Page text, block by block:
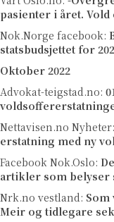
pasienter i året.
Nok.Norge facebook:
statsbudsjettet for
Oktober 2022
Advokat-teigstad.no:
Nettavisen.no Nyheter:
erstatning med ny
Facebook Nok.Oslo:
artikler som belyser
Nrk.no vestland:
Meir og tidlegare